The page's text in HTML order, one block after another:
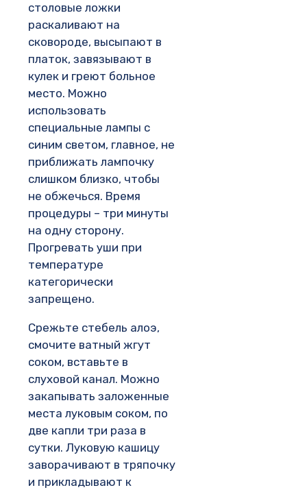
столовые ложки
раскаливают на
сковороде, высыпают в
платок, завязывают в
кулек и греют больное
место. Можно
использовать
специальные лампы с
синим светом, главное, не
приближать лампочку
слишком близко, чтобы
не обжечься. Время
процедуры – три минуты
на одну сторону.
Прогревать уши при
температуре
категорически
запрещено.
Срежьте стебель алоэ,
смочите ватный жгут
соком, вставьте в
слуховой канал. Можно
закапывать заложенные
места луковым соком, по
две капли три раза в
сутки. Луковую кашицу
заворачивают в тряпочку
и прикладывают к